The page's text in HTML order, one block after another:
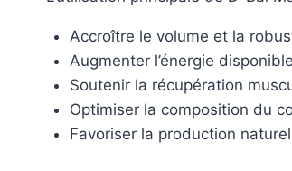
Accroître le volume et la
Augmenter l’énergie
Soutenir la récupération
Optimiser la composition du
Favoriser la production